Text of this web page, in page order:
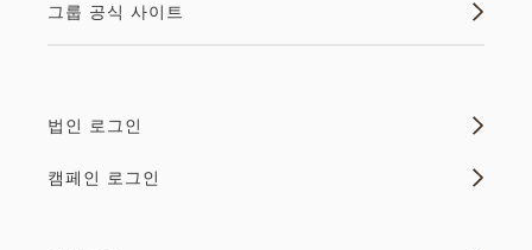
그룹 공식 사이트
법인 로그인
캠페인 로그인